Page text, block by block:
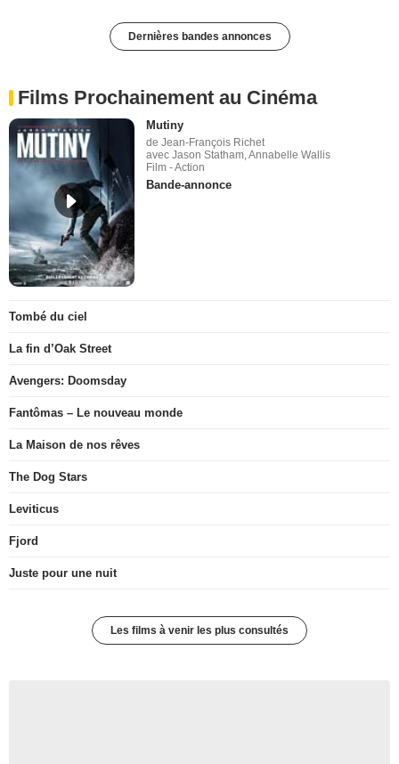
Dernières bandes annonces
Films Prochainement au Cinéma
Mutiny
de Jean-François Richet
avec Jason Statham, Annabelle Wallis
Film - Action
Bande-annonce
Tombé du ciel
La fin d’Oak Street
Avengers: Doomsday
Fantômas – Le nouveau monde
La Maison de nos rêves
The Dog Stars
Leviticus
Fjord
Juste pour une nuit
Les films à venir les plus consultés